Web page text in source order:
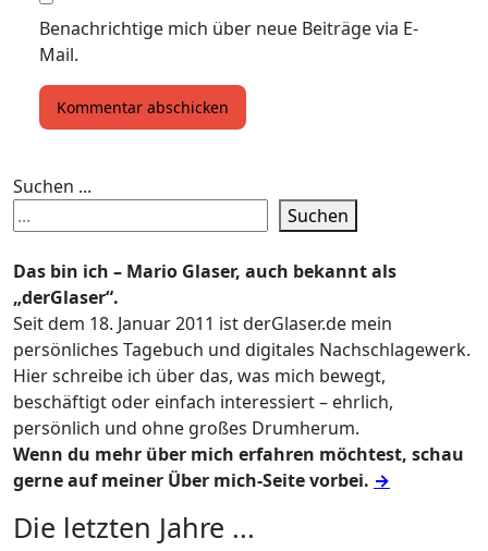
Benachrichtige mich über neue Beiträge via E-
Mail.
Suchen ...
Suchen
Das bin ich – Mario Glaser, auch bekannt als
„derGlaser“.
Seit dem 18. Januar 2011 ist derGlaser.de mein
persönliches Tagebuch und digitales Nachschlagewerk.
Hier schreibe ich über das, was mich bewegt,
beschäftigt oder einfach interessiert – ehrlich,
persönlich und ohne großes Drumherum.
Wenn du mehr über mich erfahren möchtest, schau
gerne auf meiner Über mich-Seite vorbei. →
Die letzten Jahre ...